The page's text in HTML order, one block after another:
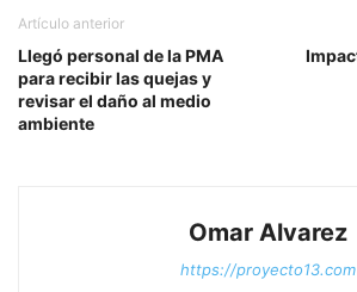
Artículo anterior
Llegó personal de la PMA
para recibir las quejas y
revisar el daño al medio
ambiente
Omar Alvarez
https://proyecto13.com